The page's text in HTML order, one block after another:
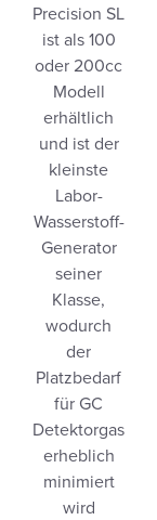
Precision SL
ist als 100
oder 200cc
Modell
erhältlich
und ist der
kleinste
Labor-
Wasserstoff-
Generator
seiner
Klasse,
wodurch
der
Platzbedarf
für GC
Detektorgas
erheblich
minimiert
wird